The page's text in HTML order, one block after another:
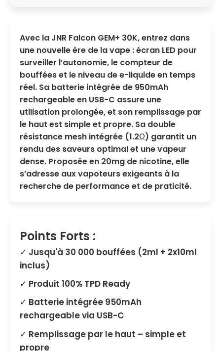
Avec la JNR Falcon GEM+ 30K, entrez dans
une nouvelle ère de la vape :écran LED pour
surveiller l’autonomie, le compteur de
bouffées et le niveau de e-liquide en temps
réel. Sa batterie intégrée de 950mAh
rechargeable en USB-C assure une
utilisation prolongée, et son remplissage par
le haut est simple et propre. Sa double
résistance mesh intégrée (1.2Ω) garantit un
rendu des saveurs optimal et une vapeur
dense. Proposée en 20mg de nicotine, elle
s’adresse aux vapoteurs exigeants à la
recherche de performance et de praticité.
Points Forts :
✓ Jusqu'à 30 000 bouffées (2ml + 2x10ml
inclus)
✓ Produit 100% TPD Ready
✓ Batterie intégrée 950mAh
rechargeable via USB-C
✓ Remplissage par le haut – simple et
propre